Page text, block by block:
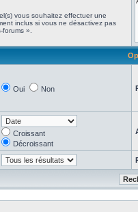
vous souhaitez effectuer une
inclus si vous ne désactivez pas
».
Oui Non
Croissant
Décroissant